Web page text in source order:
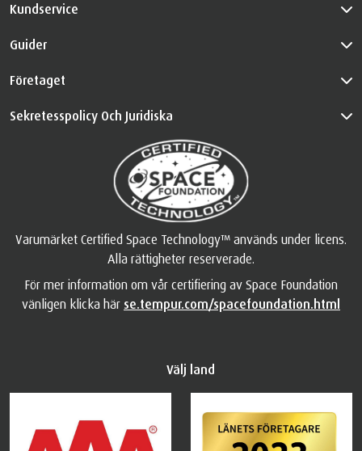
Kundservice
Guider
Företaget
Sekretesspolicy Och Juridiska
Varumärket Certified Space Technology™ används under licens.
Alla rättigheter reserverade.
För mer information om vår certifiering av Space Foundation
vänligen klicka här se.tempur.com/spacefoundation.html
Välj land